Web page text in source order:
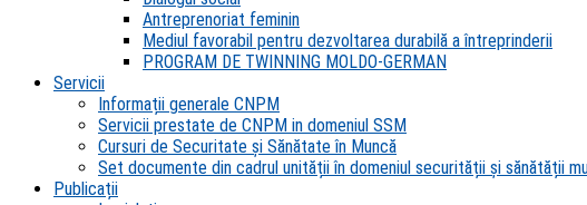
Antreprenoriat feminin
Mediul favorabil pentru dezvoltarea durabilă a întreprinderii
PROGRAM DE TWINNING MOLDO-GERMAN
Servicii
Informații generale CNPM
Servicii prestate de CNPM in domeniul SSM
Cursuri de Securitate și Sănătate în Muncă
Set documente din cadrul unității în domeniul securității și sănătății
Publicații